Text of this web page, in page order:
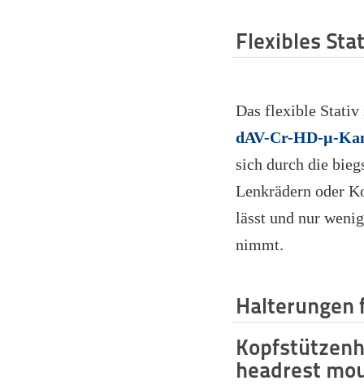
Flexibles
Das flexible Stativ
dAV-Cr-HD-µ-
sich durch die
Lenkrädern oder
lässt und nur
nimmt.
Halterungen
headrest